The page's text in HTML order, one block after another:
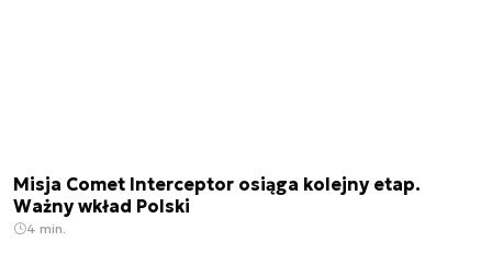
Misja Comet Interceptor osiąga kolejny etap.
Ważny wkład Polski
4 min.